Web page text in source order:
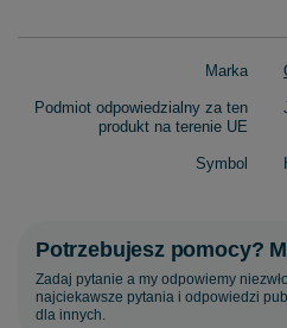
Marka
Podmiot odpowiedzialny za ten
produkt na terenie UE
Symbol
Potrzebujesz pomocy?
Zadaj pytanie a my odpowiemy
najciekawsze pytania i odpowiedzi
dla innych.